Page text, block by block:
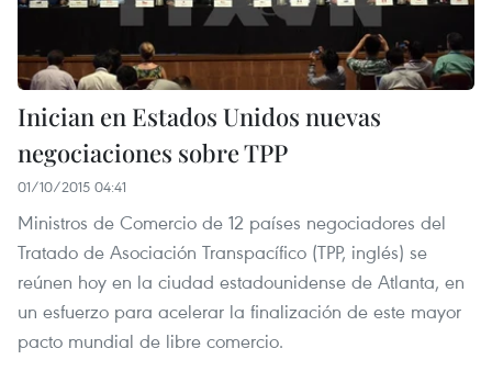
Inician en Estados Unidos nuevas
negociaciones sobre TPP
01/10/2015 04:41
Ministros de Comercio de 12 países negociadores del
Tratado de Asociación Transpacífico (TPP, inglés) se
reúnen hoy en la ciudad estadounidense de Atlanta, en
un esfuerzo para acelerar la finalización de este mayor
pacto mundial de libre comercio.